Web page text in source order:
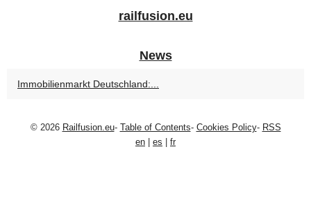
railfusion.eu
News
Immobilienmarkt Deutschland:...
© 2026 Railfusion.eu- Table of Contents- Cookies Policy- RSS
en
es fr